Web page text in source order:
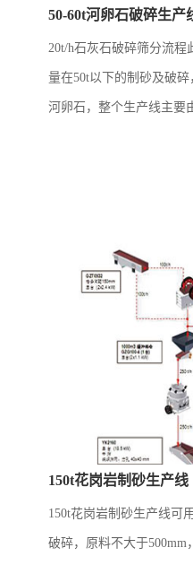
50-60t河卵石破碎生产
20t/h石灰石破碎筛分流程
量在50t以下的制砂及破
河卵石，整个生产线主要
150t花岗岩制砂生产线
150t花岗岩制砂生产线可
破碎，原料不大于